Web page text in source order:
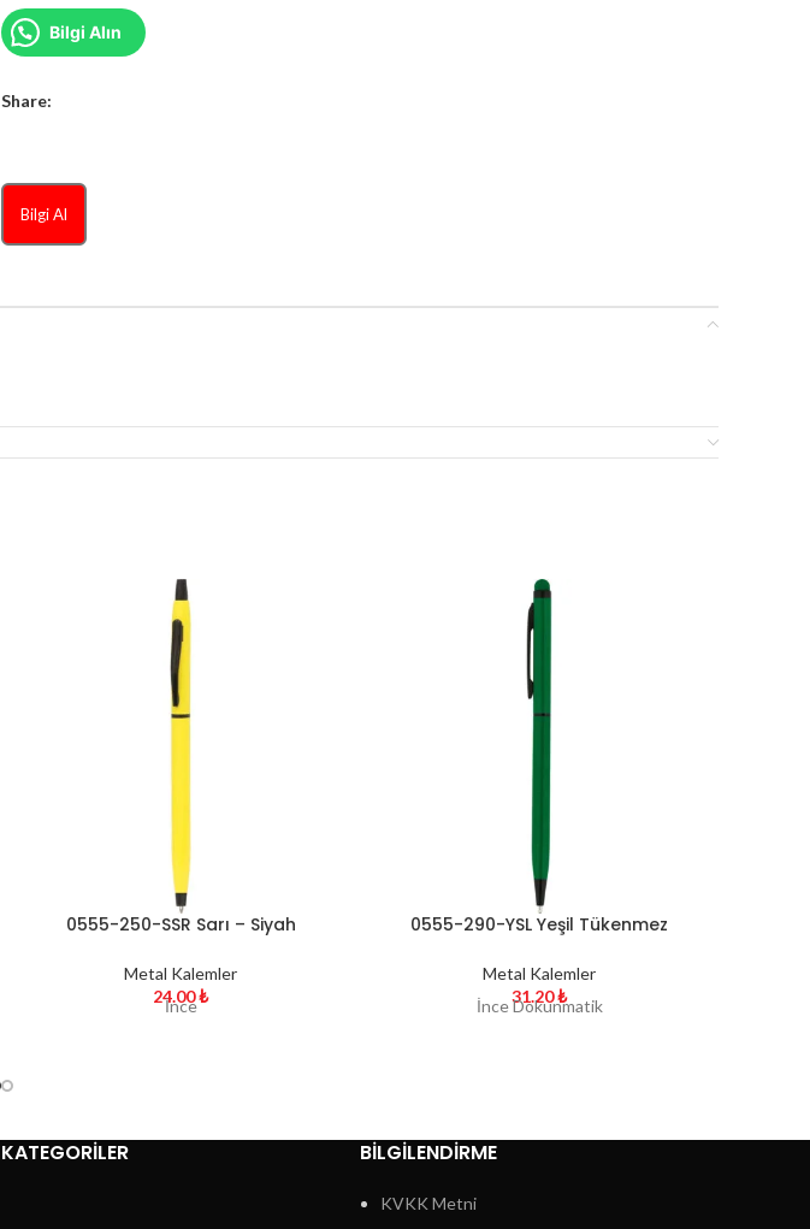
Bilgi Alın
Share:
Bilgi Al
0555-250-SSR Sarı – Siyah
Metal Kalemler
24.00₺
İnce
0555-290-YSL Yeşil Tükenmez
Metal Kalemler
31.20₺
İnce Dokunmatik
KATEGORİLER BİLGİLENDİRME
KVKK Metni